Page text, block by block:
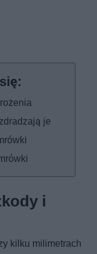
je
i
kilku milimetrach